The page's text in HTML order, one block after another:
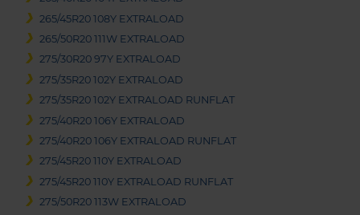
265/45R20 108Y EXTRALOAD
265/50R20 111W EXTRALOAD
275/30R20 97Y EXTRALOAD
275/35R20 102Y EXTRALOAD
275/35R20 102Y EXTRALOAD RUNFLAT
275/40R20 106Y EXTRALOAD
275/40R20 106Y EXTRALOAD RUNFLAT
275/45R20 110Y EXTRALOAD
275/45R20 110Y EXTRALOAD RUNFLAT
275/50R20 113W EXTRALOAD